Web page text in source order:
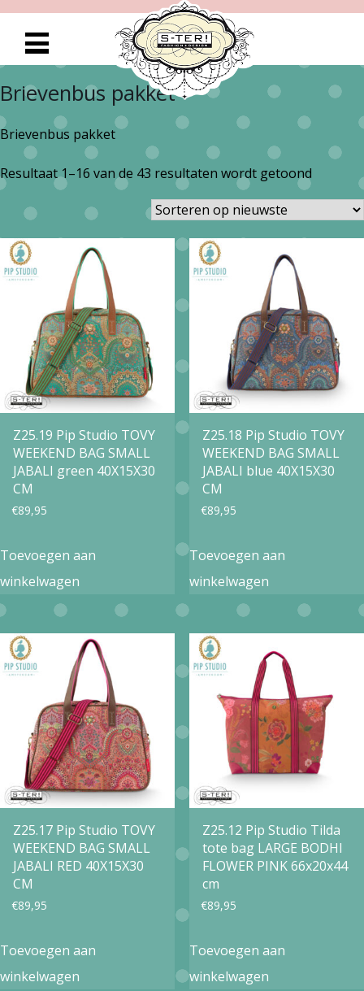
Brievenbus pakket
Brievenbus pakket
Resultaat 1–16 van de 43 resultaten wordt getoond
op
Z25.19 Pip Studio TOVY
WEEKEND BAG SMALL
JABALI green 40X15X30
CM
€89,95
Toevoegen aan
winkelwagen
Z25.18 Pip Studio TOVY
WEEKEND BAG SMALL
JABALI blue 40X15X30
CM
€89,95
Toevoegen aan
winkelwagen
Z25.17 Pip Studio TOVY
WEEKEND BAG SMALL
JABALI RED 40X15X30
CM
€89,95
Toevoegen aan
winkelwagen
Z25.12 Pip Studio Tilda
tote bag LARGE BODHI
FLOWER PINK 66x20x44
cm
€89,95
Toevoegen aan
winkelwagen